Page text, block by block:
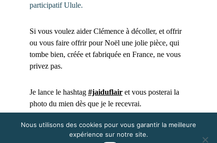
participatif Ulule.
Si vous voulez aider Clémence à décoller, et offrir
ou vous faire offrir pour Noël une jolie pièce, qui
tombe bien, créée et fabriquée en France, ne vous
privez pas.
Je lance le hashtag #jaiduflairet vous posterai la
photo du mien dès que je le recevrai.
Des bises et bon weekend.
Nous utilisons des cookies pour vous garantir la meilleure
expérience sur notre site.